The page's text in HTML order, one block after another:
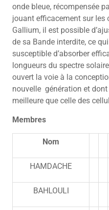
onde bleue, récompensée
jouant efficacement sur les
Gallium, il est possible
de sa Bande interdite, ce
susceptible d’absorber
longueurs du spectre
ouvert la voie à la
nouvelle génération et dont
meilleure que celle des
Membres
Nom
HAMDACHE
BAHLOULI